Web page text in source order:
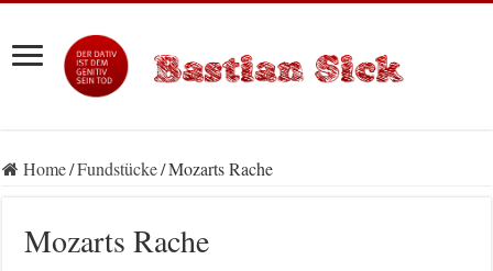
Home/Fundstücke/Mozarts Rache
Mozarts Rache